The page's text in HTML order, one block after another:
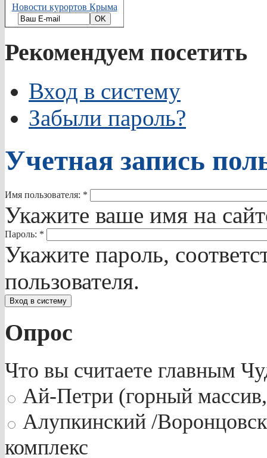
Новости курортов Крыма
Рекомендуем посетить
Вход в систему
Забыли пароль?
Учетная запись
Имя пользователя: *
Укажите ваше имя на
Пароль: *
Укажите пароль,
пользователя.
Опрос
Что вы считаете главным
Ай-Петри (горный
Алупкинский /
комплекс